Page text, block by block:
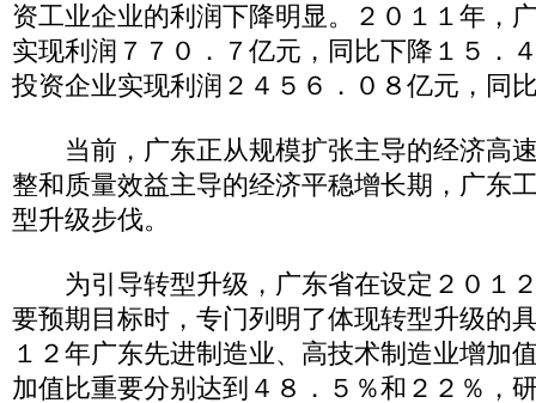
资工业企业的利润下降明显。２０１１年，
实现利润７７０．７亿元，同比下降１５．
投资企业实现利润２４５６．０８亿元，同
当前，广东正从规模扩张主导的经济高
整和质量效益主导的经济平稳增长期，广东
型升级步伐。
为引导转型升级，广东省在设定２０１
要预期目标时，专门列明了体现转型升级的
１２年广东先进制造业、高技术制造业增加
加值比重要分别达到４８．５％和２２％，